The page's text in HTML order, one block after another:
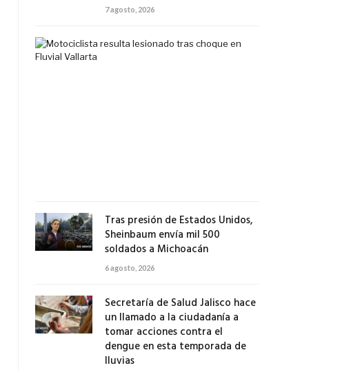
7 agosto, 2026
Tras presión de Estados Unidos,
Sheinbaum envía mil 500
soldados a Michoacán
6 agosto, 2026
Secretaría de Salud Jalisco hace
un llamado a la ciudadanía a
tomar acciones contra el
dengue en esta temporada de
lluvias